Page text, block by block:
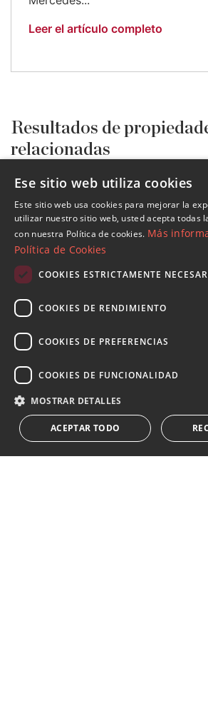
Leer el artículo completo
Resultados de
relacionadas
Todas las propiedades en venta
Sotogrande Alto
Villas y
Propiedades en Sotogrande Alto
Propiedades en Sotogrande
Villas y Chalets en Sotogrande Alto
Reciba novedades sobre
estilo de vida de Marbella
Acepto elpolítica de privacidad
Ese sitio web utiliza cookies
Este sitio web usa cookies para mejorar la
utilizar nuestro sitio web, usted acepta todas
con nuestra Política de cookies. Más
Política de Cookies
COOKIES ESTRICTAMENTE
COOKIES DE RENDIMIENTO
COOKIES DE PREFERENCIAS
COOKIES DE FUNCIONALIDAD
MOSTRAR DETALLES
ACEPTAR TODO